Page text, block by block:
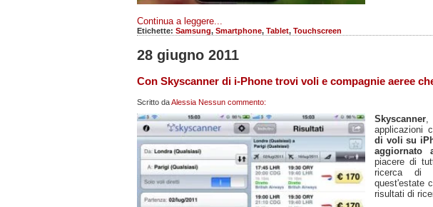
Continua a leggere...
Etichette: Samsung, Smartphone, Tablet, Touchscreen
28 giugno 2011
Con Skyscanner di i-Phone trovi voli e compagnie aeree
Scritto daAlessia Nessun commento:
Skyscanner,
applicazioni
di voli su
aggiornato
piacere di
ricerca di
quest'estate
risultati di